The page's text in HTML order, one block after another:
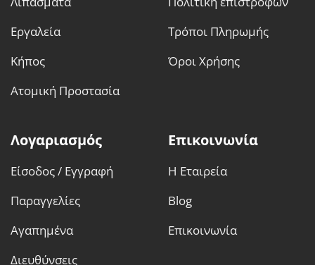
Εργαλεία
Κήπος
Ατομική Προστασία
Τρόποι Πληρωμής
Όροι Χρήσης
Λογαριασμός
Είσοδος / Εγγραφή
Παραγγελίες
Αγαπημένα
Διευθύνσεις
Επικοινωνία
Η Εταιρεία
Blog
Επικοινωνία